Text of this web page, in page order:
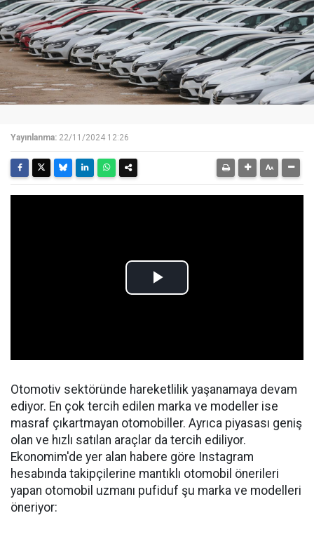
Yayınlanma: 22/11/2024 12:26
Otomotiv sektöründe hareketlilik yaşanamaya devam
ediyor. En çok tercih edilen marka ve modeller ise
masraf çıkartmayan otomobiller. Ayrıca piyasası geniş
olan ve hızlı satılan araçlar da tercih ediliyor.
Ekonomim'de yer alan habere göre Instagram
hesabında takipçilerine mantıklı otomobil önerileri
yapan otomobil uzmanı pufiduf şu marka ve modelleri
öneriyor: